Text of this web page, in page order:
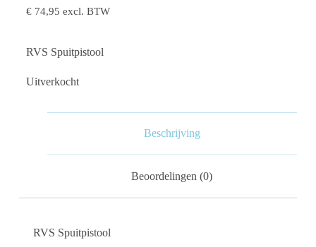
€74,95 excl. BTW
RVS Spuitpistool
Uitverkocht
Beschrijving
Beoordelingen (0)
RVS Spuitpistool